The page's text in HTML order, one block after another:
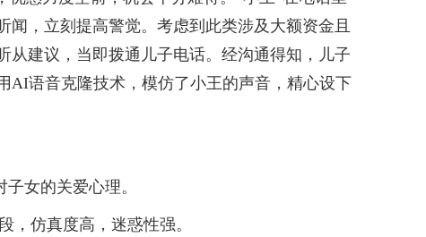
，立刻提高警觉。考虑到此类涉及大额资金且
建议，当即拨通儿子电话。经沟通得知，儿子
AI语音克隆技术，模仿了小王的声音，精心设下
女的关爱心理。
仿真度高，迷惑性强。